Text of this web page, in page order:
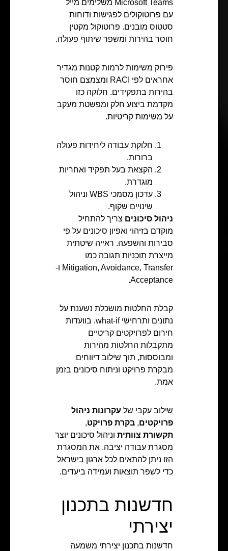
Microsoft Teams משלימים מייל
עם פרוטוקולים לפגישות ודוחות
סטטוס מובנים. פרוטוקול מקטין
חוסר בהירות ומשפר שיתוף פעולה.
פירוק משימות לרמות קטנות מגדיר
אחראים לפי RACI ומצמצם חוסר
בהירות בתפקידים. חלוקה כזו
מקדמת ביצוע חלק ומפשטת מעקב
על משימות קריטיות.
חלוקת עבודה ליחידות פעולה
ברורות.
הקצאת בעל תפקיד ואחריות
מוגדרת.
עדכון מסמכי WBS וניהול
שינויים שקוף.
ניהול סיכונים צריך להתחיל
מוקדם בזיהוי ואפיון סיכונים על פי
סבירות והשפעה. ראייה שיטתית
מייצרת תוכניות תגובה כמו
Mitigation, Avoidance, Transfer ו-
Acceptance.
קבלת החלטות מושכלת נשענת על
נתונים ותרחישי what-if. בוועדות
חירום לפרויקטים קריטיים
מתקבלות החלטות מהירות
ומבוססות, תוך שילוב דיווחים
מבקרת פרויקט וניתוח סיכונים בזמן
אמת.
שילוב עקבי של עקרונות ניהול
פרויקטים, בקרת פרויקט,
תקשורת צוותית וניהול סיכונים יוצר
מסגרת עבודה יציבה. את המסגרת
הזו ניתן להתאים לכל ארגון בישראל
כדי לשפר תוצאות ועמידה ביעדים.
חדשנות בתכנון
יצירתי
חדשנות בתכנון יצירתי משמעה